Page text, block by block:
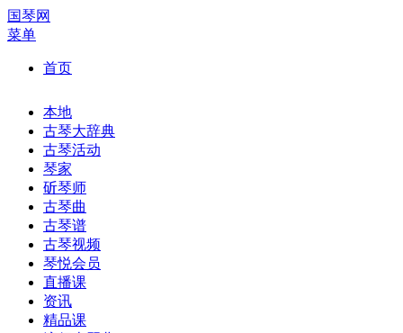
国琴网
菜单
首页
本地
古琴大辞典
古琴活动
琴家
斫琴师
古琴曲
古琴谱
古琴视频
琴悦会员
直播课
资讯
精品课